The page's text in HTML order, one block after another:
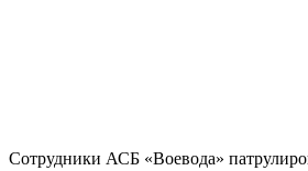
Сотрудники АСБ «Воевода»